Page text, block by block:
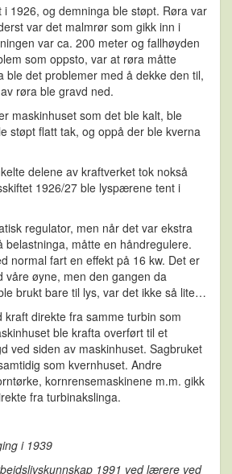
i 1926, og demninga ble støpt. Røra var
var det malmrør som gikk inn i
var ca. 200 meter og fallhøyden
som oppsto, var at røra måtte
ble det problemer med å dekke den til,
røra ble gravd ned.
maskinhuset som det ble kalt, ble
støpt flatt tak, og oppå der ble kverna
delene av kraftverket tok nokså
1926/27 ble lyspærene tent i
regulator, men når det var ekstra
belastninga, måtte en håndregulere.
normal fart en effekt på 16 kw. Det er
våre øyne, men den gangen da
brukt bare til lys, var det ikke så lite…
kraft direkte fra samme turbin som
ble krafta overført til et
ved siden av maskinhuset. Sagbruket
som kvernhuset. Andre
kornrensemaskinene m.m. gikk
fra turbinakslinga.
i 1939
1991 ved lærere ved